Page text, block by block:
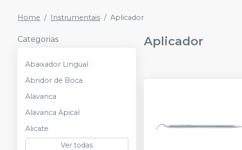
Home Instrumentais Aplicador
Categorias
Abaixador Lingual
Abridor de Boca
Alavanca
Alavanca Apical
Alicate
Ver todas
Aplicador